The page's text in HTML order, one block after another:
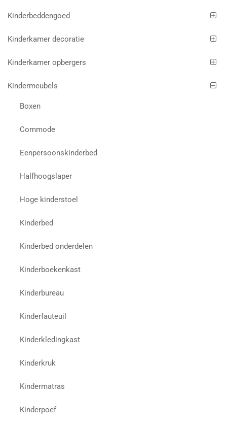
Kinderbeddengoed
Kinderkamer decoratie
Kinderkamer opbergers
Kindermeubels
Boxen
Commode
Eenpersoonskinderbed
Halfhoogslaper
Hoge kinderstoel
Kinderbed
Kinderbed onderdelen
Kinderboekenkast
Kinderbureau
Kinderfauteuil
Kinderkledingkast
Kinderkruk
Kindermatras
Kinderpoef